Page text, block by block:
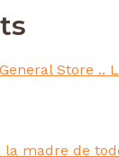
Store ..
la madre de